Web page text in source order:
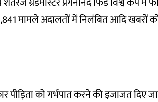
मामले अदालतों में निलंबित आदि खबरों
पीड़िता को गर्भपात करने की इजाजत